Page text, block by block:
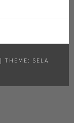
| THEME: SELA